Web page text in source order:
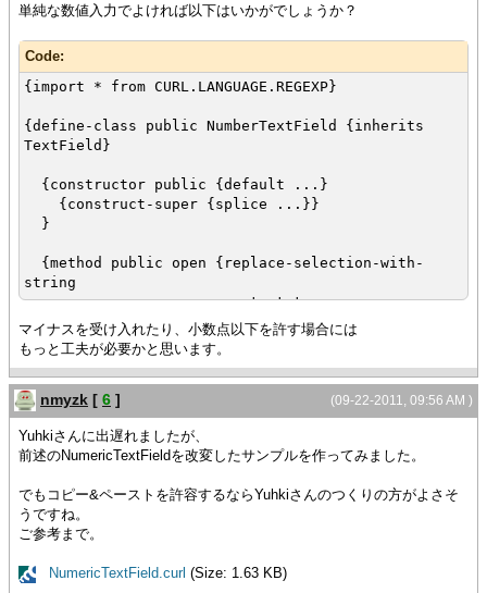
単純な数値入力でよければ以下はいかがでしょうか？
Code:
{import * from CURL.LANGUAGE.REGEXP}
{define-class public NumberTextField {inherits
TextField}
{constructor public {default ...}
{construct-super {splice ...}}
}
{method public open {replace-selection-with-
string
text-to-
insert:StringInterface
}:void
{output text-to-insert}
{if {regexp-match? |"^\D*$"|, text-to-insert}
then
set text-to-insert = ""
}
{super.replace-selection-with-string text-to-
}
}
マイナスを受け入れたり、小数点以下を許す場合には
もっと工夫が必要かと思います。
(09-22-2011, 09:56 AM )
nmyzk [ 6 ]
Yuhkiさんに出遅れましたが、
前述のNumericTextFieldを改変したサンプルを作ってみました。
でもコピー&ペーストを許容するならYuhkiさんのつくりの方がよさそ
うですね。
ご参考まで。
NumericTextField.curl (Size: 1.63 KB)